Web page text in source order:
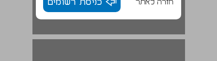
חזרה לאתר כניסת רשומים